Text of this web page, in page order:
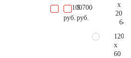
11.100
руб.
5.700
руб.
x
20
120
x
60